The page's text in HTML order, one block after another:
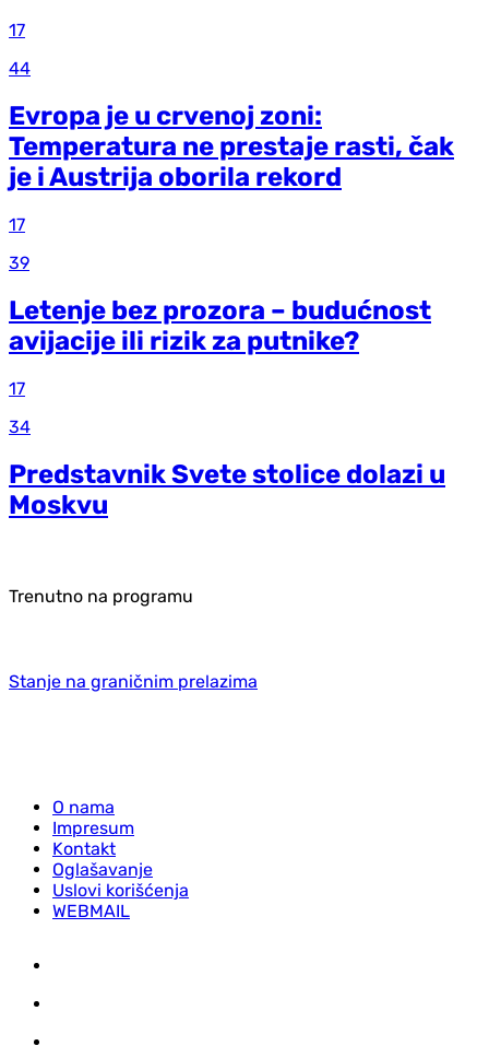
17
44
Evropa je u crvenoj zoni:
Temperatura ne prestaje rasti, čak
je i Austrija oborila rekord
17
39
Letenje bez prozora – budućnost
avijacije ili rizik za putnike?
17
34
Predstavnik Svete stolice dolazi u
Moskvu
Trenutno na programu
Stanje na graničnim prelazima
O nama
Impresum
Kontakt
Oglašavanje
Uslovi korišćenja
WEBMAIL